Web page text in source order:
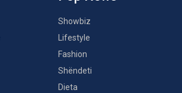
Showbiz
Lifestyle
Fashion
Shëndeti
Dieta